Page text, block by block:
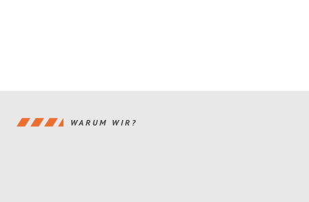
WARUM WIR?